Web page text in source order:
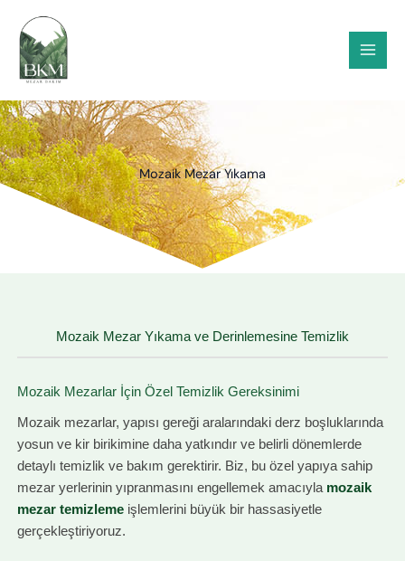
atla
Mozaik Mezar Yıkama
Mozaik Mezar Yıkama ve Derinlemesine Temizlik
Mozaik Mezarlar İçin Özel Temizlik Gereksinimi
Mozaik mezarlar, yapısı gereği aralarındaki derz boşluklarında
yosun ve kir birikimine daha yatkındır ve belirli dönemlerde
detaylı temizlik ve bakım gerektirir. Biz, bu özel yapıya sahip
mezar yerlerinin yıpranmasını engellemek amacıyla mozaik
mezar temizlemeişlemlerini büyük bir hassasiyetle
gerçekleştiriyoruz.